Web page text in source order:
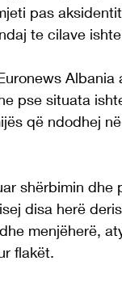
pas
te cilave
pse situata
që ndodhej
shërbimin
disa herë
menjëherë,
flakët.